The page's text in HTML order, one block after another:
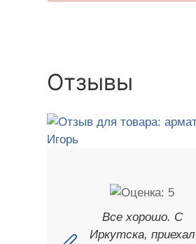
Отзывы
Все хорошо. С
Иркутска, приехал